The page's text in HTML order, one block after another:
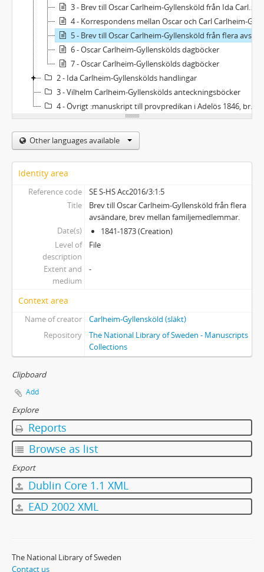
3 - Brev till Oscar Carlheim-Gyllensköld från Ida Carlheim-Gyllensköld
4 - Korrespondens mellan Oscar och Carl Carlheim-Gyllensköld
5 - Brev till Oscar Carlheim-Gyllensköld från flera avsändare, brev mellan familjemedlemmar.
6 - Oscar Carlheim-Gyllenskölds dagböcker
7 - Oscar Carlheim-Gyllenskölds dagböcker
2 - Ida Carlheim-Gyllenskölds handlingar
3 - Vilhelm Carlheim-Gyllenskölds anteckningsböcker
4 - Övrigt :manuskript till provpredikan i Adelös 1846, brevavskrifter 1836, anteckningar, kvitton och räkenskaper.
Other languages available
Identity area
Reference code
SE S-HS Acc2016/3:1:5
Title
Brev till Oscar Carlheim-Gyllensköld från flera
avsändare, brev mellan familjemedlemmar.
Date(s)
1841-1873 (Creation)
Level of
description
File
Extent and
medium
-
Context area
Name of creator
Carlheim-Gyllensköld (släkt)
Repository
The National Library of Sweden - Manuscripts
Collections
Clipboard
Add
Explore
Reports
Browse as list
Export
Dublin Core 1.1 XML
EAD 2002 XML
The National Library of Sweden
Contact us